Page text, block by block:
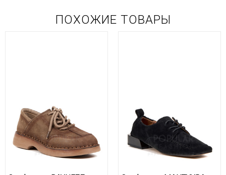
ПОХОЖИЕ ТОВАРЫ